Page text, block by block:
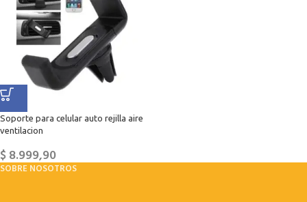
Soporte para celular auto rejilla aire
ventilacion
$8.999,90
SOBRE NOSOTROS